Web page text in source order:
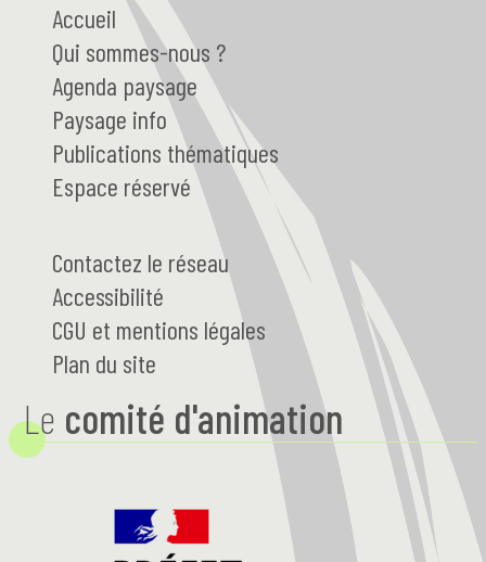
Accueil
Qui sommes-nous ?
Agenda paysage
Paysage info
Publications thématiques
Espace réservé
Contactez le réseau
Accessibilité
CGU et mentions légales
Plan du site
Le comité d'animation